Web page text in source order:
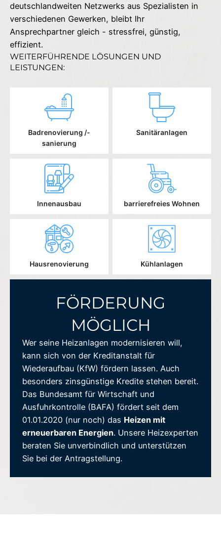
deutschlandweiten Netzwerks aus Spezialisten in
verschiedenen Gewerken, bleibt Ihr
Ansprechpartner gleich - stressfrei, günstig,
effizient.
WEITERFÜHRENDE LÖSUNGEN UND
LEISTUNGEN:
Badrenovierung /-
sanierung
Sanitäranlagen
Innenausbau barrierefreies Wohnen
Hausrenovierung Kühlanlagen
FÖRDERUNG
MÖGLICH
Wer seine Heizanlagen modernisieren will,
kann sich von der Kreditanstalt für
Wiederaufbau (KfW) fördern lassen. Auch
besonders zinsgünstige Kredite stehen bereit.
Das Bundesamt für Wirtschaft und
Ausfuhrkontrolle (BAFA) fördert seit dem
01.01.2020 (nur noch) das Heizen mit
erneuerbaren Energien. Unsere Heizexperten
beraten Sie unverbindlich und unterstützen
Sie bei der Antragstellung.